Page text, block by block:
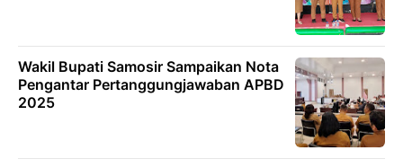
Wakil Bupati Samosir Sampaikan Nota
Pengantar Pertanggungjawaban APBD
2025